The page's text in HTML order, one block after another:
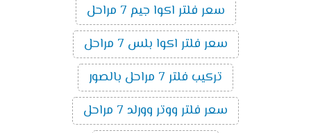
سعر فلتر اكوا جيم 7 مراحل
سعر فلتر اكوا بلس 7 مراحل
تركيب فلتر 7 مراحل بالصور
سعر فلتر ووتر وورلد 7 مراحل